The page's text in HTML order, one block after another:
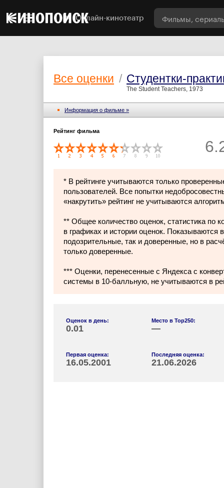
Онлайн-кинотеатр
Все оценки / Студентки-
The Student Teachers, 1973
Информация о фильме »
Рейтинг фильма
* В рейтинге учитываются только
пользователей. Все попытки
«накрутить» рейтинг не учитываются
** Общее количество оценок, статистика по
в графиках и истории оценок. Показываются
подозрительные, так и доверенные, но в
только доверенные.
*** Оценки, перенесенные с Яндекса с
системы в 10-балльную, не учитываются в
Оценок в день:
0.01
Место в Top250:
—
Первая оценка:
16.05.2001
Последняя оценка:
21.06.2026